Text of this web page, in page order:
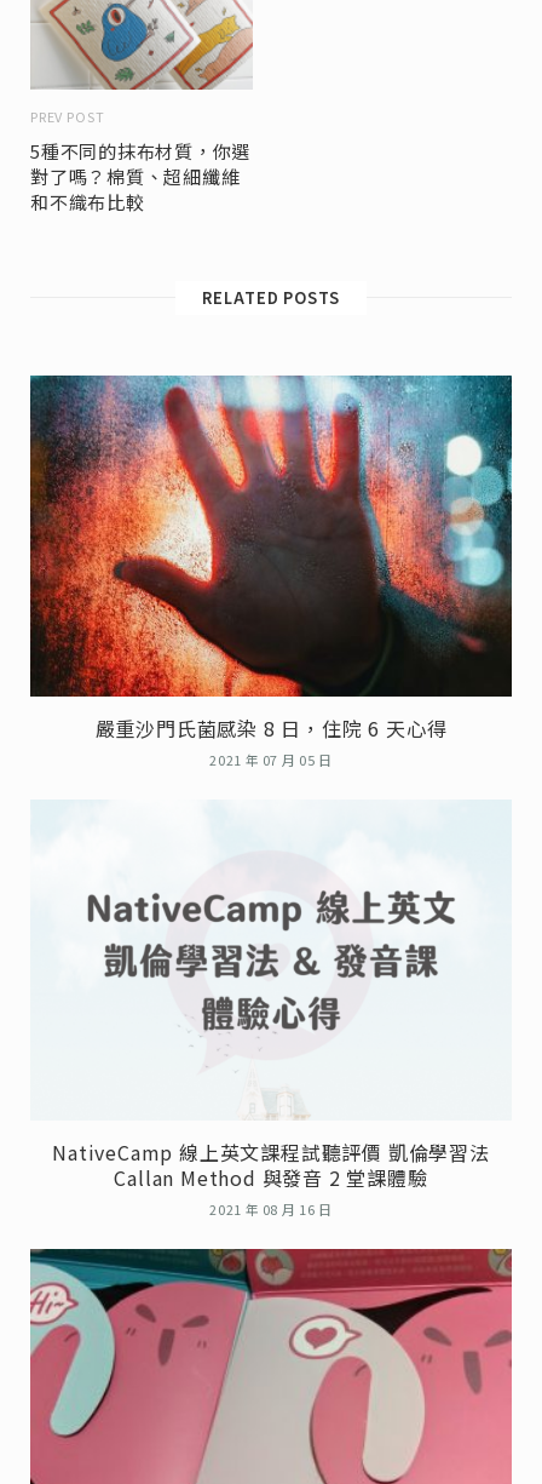
PREV POST
5種不同的抹布材質，你選
對了嗎？棉質、超細纖維
和不織布比較
RELATED POSTS
嚴重沙門氏菌感染 8 日，住院 6 天心得
2021 年 07 月 05 日
NativeCamp 線上英文課程試聽評價 凱倫學習法
Callan Method 與發音 2 堂課體驗
2021 年 08 月 16 日